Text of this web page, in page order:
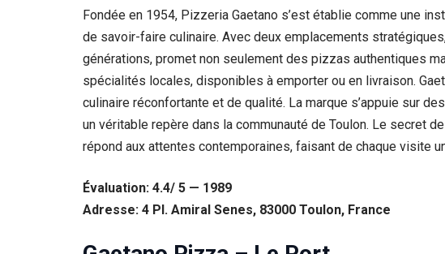
Fondée en 1954, Pizzeria Gaetano s’est établie comme une
de savoir-faire culinaire. Avec deux emplacements
générations, promet non seulement des pizzas authentiques
spécialités locales, disponibles à emporter ou en livraison.
culinaire réconfortante et de qualité. La marque s’appuie sur
un véritable repère dans la communauté de Toulon. Le secret
répond aux attentes contemporaines, faisant de chaque visite
Évaluation: 4.4/ 5 — 1989
Adresse: 4 Pl. Amiral Senes, 83000 Toulon, France